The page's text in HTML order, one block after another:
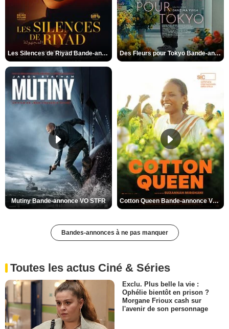
Les Silences de Riyad Bande-annonce VO STFR Des Fleurs pour Tokyo Bande-annonce VO STFR
Mutiny Bande-annonce VO STFR Cotton Queen Bande-annonce VO STFR
Bandes-annonces à ne pas manquer
Toutes les actus Ciné & Séries
Exclu. Plus belle la vie :
Ophélie bientôt en prison ?
Morgane Frioux cash sur
l'avenir de son personnage